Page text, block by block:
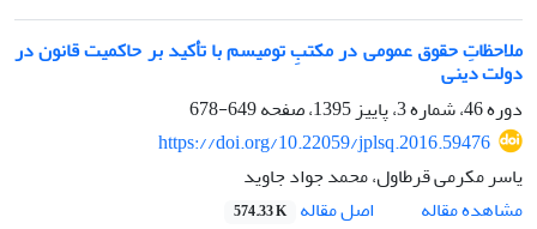
ملاحظاتِ حقوق عمومی در مکتبِ تومیسم با تأکید بر حاکمیت قانون در
دولت دینی
دوره 46، شماره 3، پاییز 1395، صفحه
649-678
https://doi.org/10.22059/jplsq.2016.59476
یاسر مکرمی قرطاول، محمد جواد جاوید
مشاهده مقاله
اصل مقاله 574.33 K